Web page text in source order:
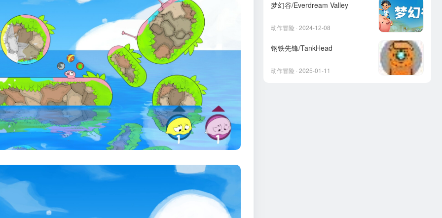
梦幻谷/Everdream Valley
动作冒险 · 2024-12-08
钢铁先锋/TankHead
动作冒险 · 2025-01-11